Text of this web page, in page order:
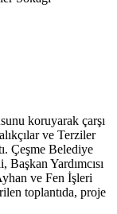
koruyarak çarşı
ve Terziler
Çeşme Belediye
Yardımcısı
ve Fen İşleri
toplantıda, proje